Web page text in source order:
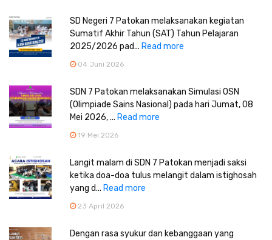
SD Negeri 7 Patokan melaksanakan kegiatan
Sumatif Akhir Tahun (SAT) Tahun Pelajaran
2025/2026 pad... Read more
04 Juni 2026
SDN 7 Patokan melaksanakan Simulasi OSN
(Olimpiade Sains Nasional) pada hari Jumat, 08
Mei 2026, ... Read more
19 Mei 2026
Langit malam di SDN 7 Patokan menjadi saksi
ketika doa-doa tulus melangit dalam istighosah
yang d... Read more
23 April 2026
Dengan rasa syukur dan kebanggaan yang